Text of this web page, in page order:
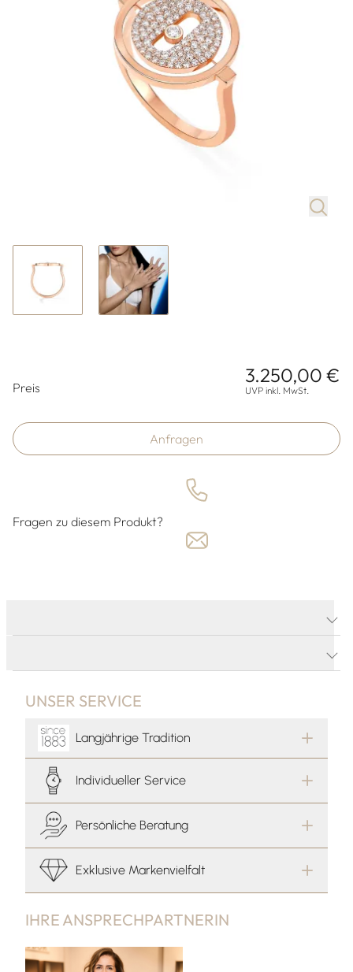
Preis
3.250,00 €
UVP inkl. MwSt.
Anfragen
Fragen zu diesem Produkt?
IHRE ANSPRECHPARTNERIN
UNSER SERVICE
Langjährige Tradition
Individueller Service
Persönliche Beratung
Exklusive Markenvielfalt